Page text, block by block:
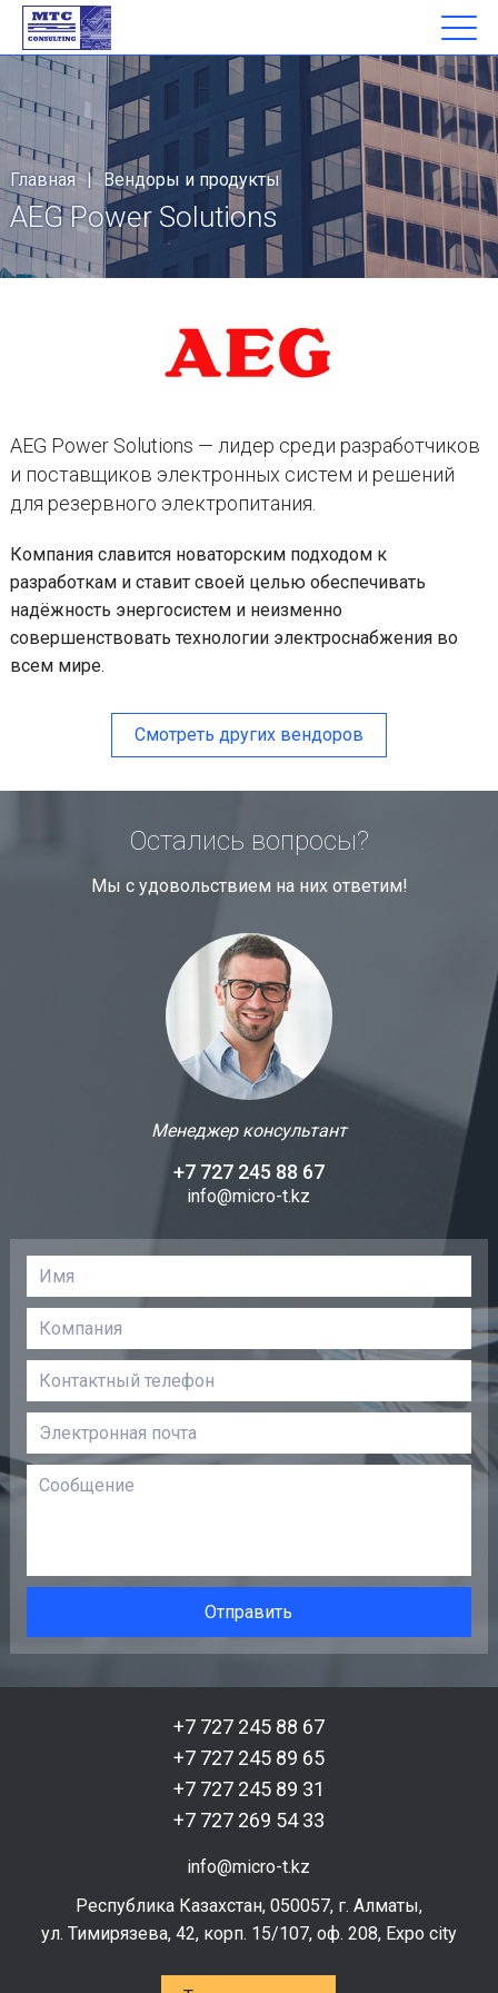
Главная | Вендоры и продукты
AEG Power Solutions
AEG Power Solutions — лидер среди разработчиков
и поставщиков электронных систем и решений
для резервного электропитания.
Компания славится новаторским подходом к
разработкам и ставит своей целью обеспечивать
надёжность энергосистем и неизменно
совершенствовать технологии электроснабжения во
всем мире.
Смотреть других вендоров
Остались вопросы?
Мы с удовольствием на них ответим!
Менеджер консультант
+7 727 245 88 67
info@micro-t.kz
+7 727 245 88 67
+7 727 245 89 65
+7 727 245 89 31
+7 727 269 54 33
info@micro-t.kz
Республика Казахстан, 050057, г. Алматы,
ул. Тимирязева, 42, корп. 15/107, оф. 208, Expo city